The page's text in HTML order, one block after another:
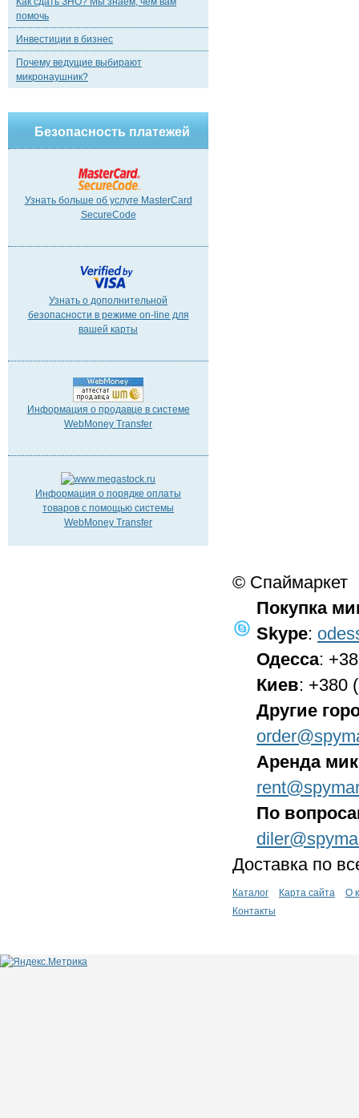
помочь
Инвестиции в бизнес
Почему ведущие выбирают
микронаушник?
Безопасность платежей
Узнать больше об услуге MasterCard
SecureCode
Узнать о дополнительной
безопасности в режиме on-line для
вашей карты
Информация о продавце в системе
WebMoney Transfer
Информация о порядке оплаты
товаров с помощью системы
WebMoney Transfer
© Спаймаркет
Покупка
Skype:
Одесса:
Киев: +380
Другие
Аренда
По
Доставка по
Каталог Карта сайта
О
Контакты